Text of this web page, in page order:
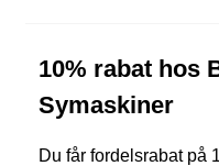
10% rabat hos
Symaskiner
Du får fordelsrabat på